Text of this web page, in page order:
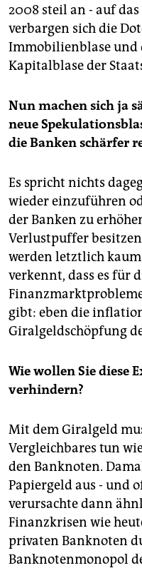
2008 steil an - auf das
verbargen sich die
Immobilienblase und
Kapitalblase der
Nun machen sich ja
neue
die Banken schärfer
Es spricht nichts
wieder einzuführen
der Banken zu
Verlustpuffer
werden letztlich
verkennt, dass es für
gibt: eben die
Giralgeldschöpfung
Wie wollen Sie diese
verhindern?
Mit dem Giralgeld
Vergleichbares tun
den Banknoten.
Papiergeld aus - und
verursachte dann
Finanzkrisen wie
privaten Banknoten
Banknotenmonopol